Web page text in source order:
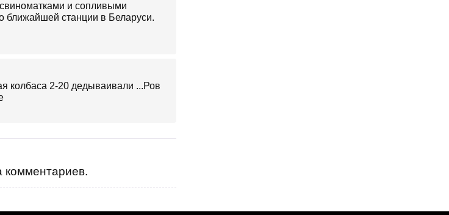
и сопливыми
ближайшей станции в Беларуси.
колбаса 2-20 дедываивали ...Ров
комментариев.